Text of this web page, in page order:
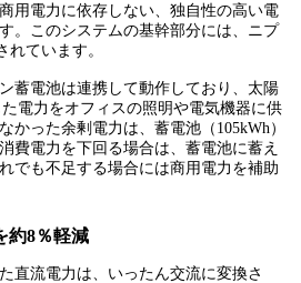
用電力に依存しない、独自性の高い電
。このシステムの基幹部分には、ニプ
れています。
蓄電池は連携して動作しており、太陽
電力をオフィスの照明や電気機器に供
かった余剰電力は、蓄電池（105kWh）
費電力を下回る場合は、蓄電池に蓄え
でも不足する場合には商用電力を補助
約8％軽減
直流電力は、いったん交流に変換さ